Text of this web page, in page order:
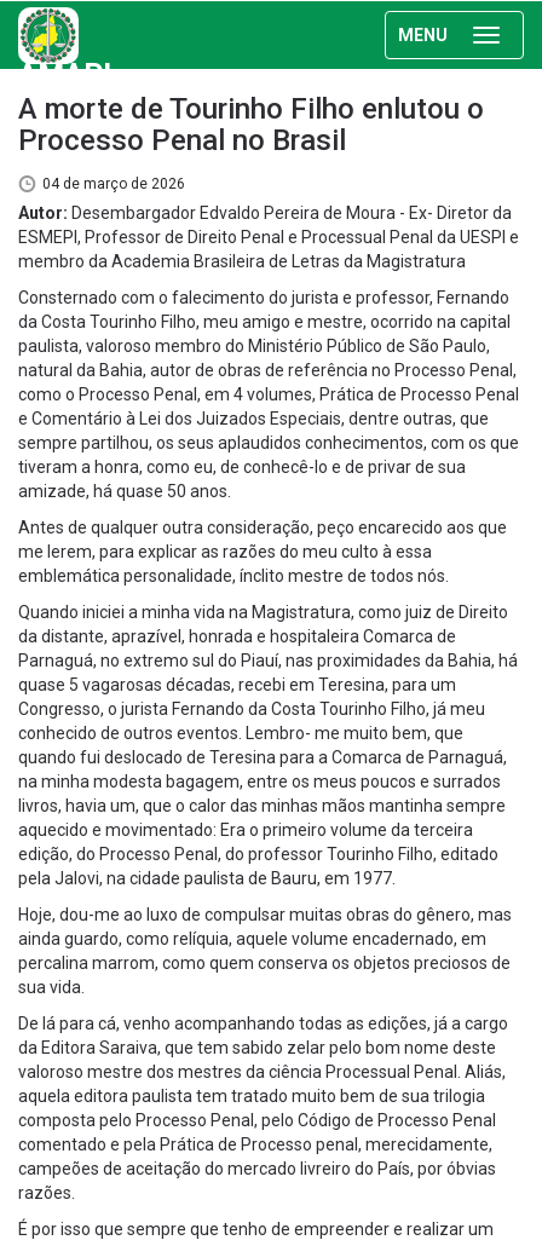
MENU
AMAPI
A morte de Tourinho Filho enlutou o
Processo Penal no Brasil
04 de março de 2026
Autor: Desembargador Edvaldo Pereira de Moura - Ex- Diretor da
ESMEPI, Professor de Direito Penal e Processual Penal da UESPI e
membro da Academia Brasileira de Letras da Magistratura
Consternado com o falecimento do jurista e professor, Fernando
da Costa Tourinho Filho, meu amigo e mestre, ocorrido na capital
paulista, valoroso membro do Ministério Público de São Paulo,
natural da Bahia, autor de obras de referência no Processo Penal,
como o Processo Penal, em 4 volumes, Prática de Processo Penal
e Comentário à Lei dos Juizados Especiais, dentre outras, que
sempre partilhou, os seus aplaudidos conhecimentos, com os que
tiveram a honra, como eu, de conhecê-lo e de privar de sua
amizade, há quase 50 anos.
Antes de qualquer outra consideração, peço encarecido aos que
me lerem, para explicar as razões do meu culto à essa
emblemática personalidade, ínclito mestre de todos nós.
Quando iniciei a minha vida na Magistratura, como juiz de Direito
da distante, aprazível, honrada e hospitaleira Comarca de
Parnaguá, no extremo sul do Piauí, nas proximidades da Bahia, há
quase 5 vagarosas décadas, recebi em Teresina, para um
Congresso, o jurista Fernando da Costa Tourinho Filho, já meu
conhecido de outros eventos. Lembro- me muito bem, que
quando fui deslocado de Teresina para a Comarca de Parnaguá,
na minha modesta bagagem, entre os meus poucos e surrados
livros, havia um, que o calor das minhas mãos mantinha sempre
aquecido e movimentado: Era o primeiro volume da terceira
edição, do Processo Penal, do professor Tourinho Filho, editado
pela Jalovi, na cidade paulista de Bauru, em 1977.
Hoje, dou-me ao luxo de compulsar muitas obras do gênero, mas
ainda guardo, como relíquia, aquele volume encadernado, em
percalina marrom, como quem conserva os objetos preciosos de
sua vida.
De lá para cá, venho acompanhando todas as edições, já a cargo
da Editora Saraiva, que tem sabido zelar pelo bom nome deste
valoroso mestre dos mestres da ciência Processual Penal. Aliás,
aquela editora paulista tem tratado muito bem de sua trilogia
composta pelo Processo Penal, pelo Código de Processo Penal
comentado e pela Prática de Processo penal, merecidamente,
campeões de aceitação do mercado livreiro do País, por óbvias
razões.
É por isso que sempre que tenho de empreender e realizar um